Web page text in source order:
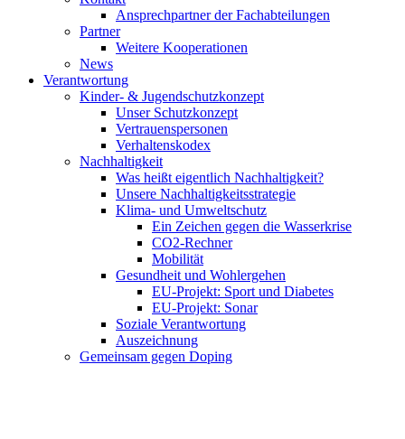
Ansprechpartner der Fachabteilungen
Partner
Weitere Kooperationen
News
Verantwortung
Kinder- & Jugendschutzkonzept
Unser Schutzkonzept
Vertrauenspersonen
Verhaltenskodex
Nachhaltigkeit
Was heißt eigentlich Nachhaltigkeit?
Unsere Nachhaltigkeitsstrategie
Klima- und Umweltschutz
Ein Zeichen gegen die Wasserkrise
CO2-Rechner
Mobilität
Gesundheit und Wohlergehen
EU-Projekt: Sport und Diabetes
EU-Projekt: Sonar
Soziale Verantwortung
Auszeichnung
Gemeinsam gegen Doping